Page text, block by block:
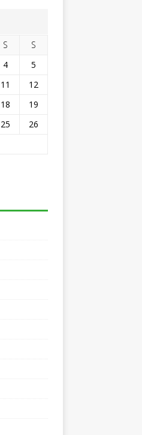
S
S
4
5
11
12
18
19
25
26